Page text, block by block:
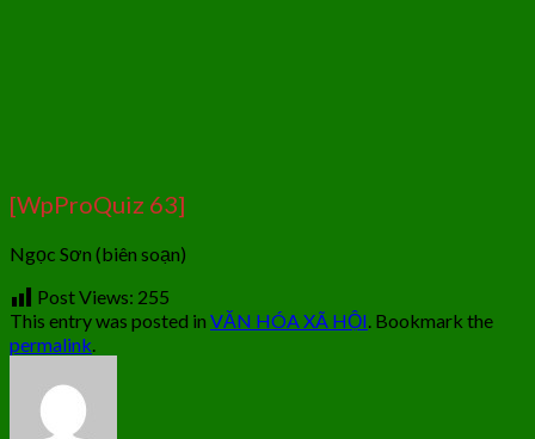
[WpProQuiz 63]
Ngọc Sơn (biên soạn)
Post Views: 255
This entry was posted in VĂN HÓA XÃ HỘI. Bookmark the
permalink.